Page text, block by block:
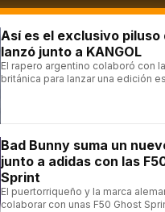
Así es el exclusivo piluso
lanzó junto a KANGOL
El rapero argentino colaboró con
británica para lanzar una edición
Bad Bunny suma un
junto a adidas con las
Sprint
El puertorriqueño y la marca
colaborar con unas F50 Ghost